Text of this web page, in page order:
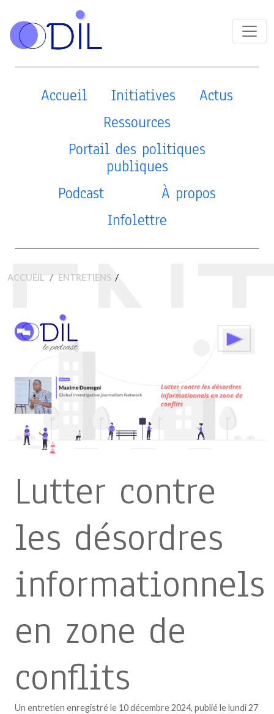
Accueil Initiatives
Actus
Ressources
Portail des politiques
publiques
Podcast
À propos
Infolettre
ACCUEIL ENTRETIENS /
Lutter contre
les désordres
informationnels
en zone de
conflits
Un entretien enregistré le 10 décembre 2024, publié le lundi 27